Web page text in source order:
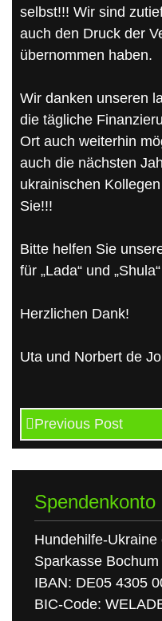
selbst!!! Wir sind
auch den Druck der
übernommen haben.
Wir danken unseren
die tägliche
Ort auch weiterhin
auch die nächsten
ukrainischen
Sie!!!
Bitte helfen Sie
für „Lada“ und
Herzlichen Dank!
Uta und Norbert de
Previous Post
Spendenkonto
Hundehilfe-Ukraine
Sparkasse Bochum
IBAN: DE05 4305
BIC-Code: